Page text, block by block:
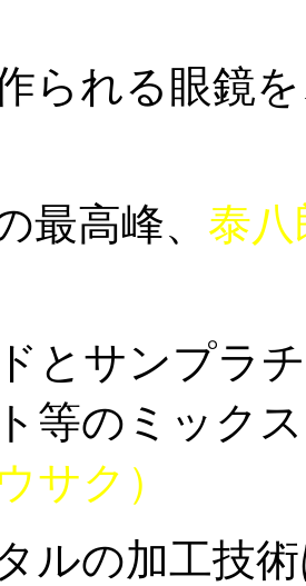
られる眼鏡
最高峰、 泰
とサンプラ
等のミック
サク）
ルの加工技